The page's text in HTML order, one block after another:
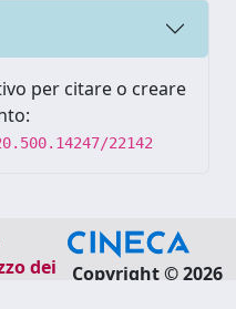
per citare o creare
22142
dei
Copyright © 2026